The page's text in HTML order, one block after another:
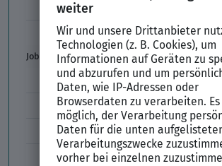
Unbefristeter Arbeitsvertrag
Der XING Bewerbungsratgeber
Job & Karriere
Arbeitsvertrag
Codes im Arbeitszeugnis
Kündigung
Einstiegsgehalt